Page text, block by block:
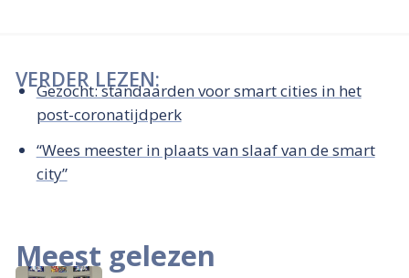
VERDER LEZEN:
Gezocht: standaarden voor smart cities in het
post-coronatijdperk
“Wees meester in plaats van slaaf van de smart
city”
Meest gelezen